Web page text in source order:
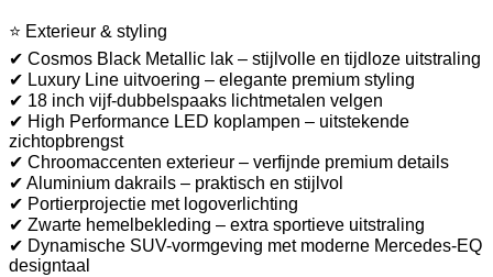
⭐ Exterieur & styling
✔ Cosmos Black Metallic lak – stijlvolle en tijdloze uitstraling
✔ Luxury Line uitvoering – elegante premium styling
✔ 18 inch vijf-dubbelspaaks lichtmetalen velgen
✔ High Performance LED koplampen – uitstekende
zichtopbrengst
✔ Chroomaccenten exterieur – verfijnde premium details
✔ Aluminium dakrails – praktisch en stijlvol
✔ Portierprojectie met logoverlichting
✔ Zwarte hemelbekleding – extra sportieve uitstraling
✔ Dynamische SUV-vormgeving met moderne Mercedes-EQ
designtaal